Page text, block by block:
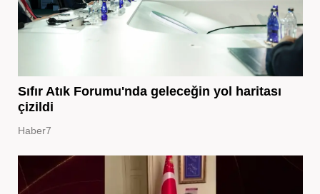
Sıfır Atık Forumu'nda geleceğin yol haritası
çizildi
Haber7